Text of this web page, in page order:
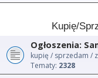
Kupię/
Ogłoszenia:
kupię / sprzedam /
Tematy: 2328